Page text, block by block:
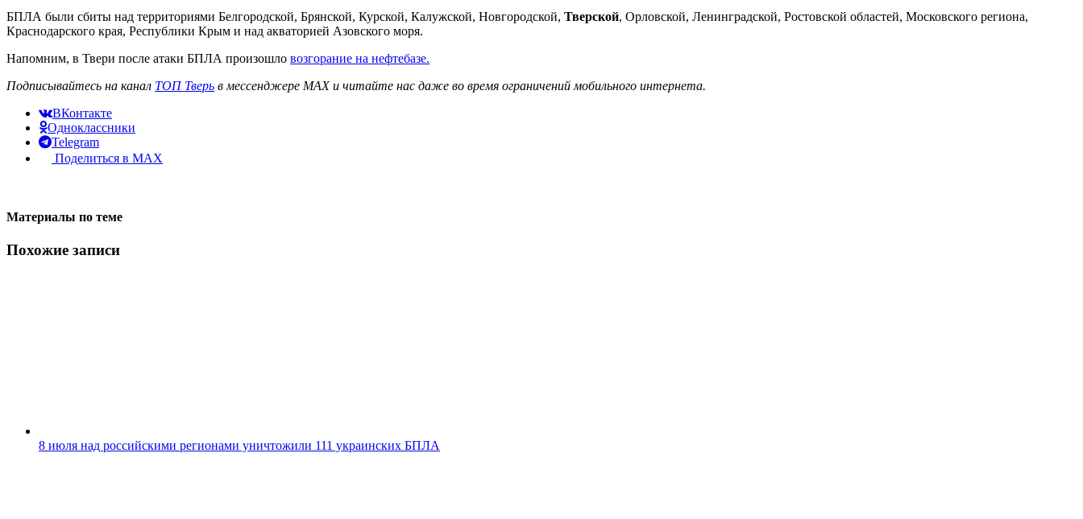
БПЛА были сбиты над территориями Белгородской, Брянской, Курской, Калужской, Новгородской, Тверской, Орловской, Ленинградской, Ростовской областей, Московского региона,
Краснодарского края, Республики Крым и над акваторией Азовского моря.
Напомним, в Твери после атаки БПЛА произошло возгорание на нефтебазе.
Подписывайтесь на канал ТОП Тверь в мессенджере MAX и читайте нас даже во время ограничений мобильного интернета.
ВКонтакте
Одноклассники
Telegram
Поделиться в MAX
Материалы по теме
Похожие записи
8 июля над российскими регионами уничтожили 111 украинских БПЛА